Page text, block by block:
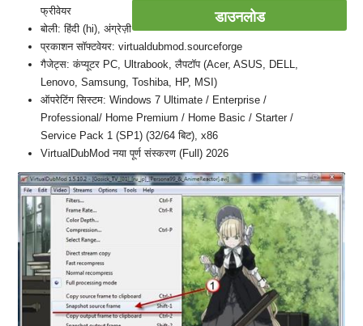
डाउनलोड
फ्रीवेयर
बोली: हिंदी (hi), अंग्रेज़ी
प्रकाशन सॉफ्टवेयर: virtualdubmod.sourceforge
गैजेट्स: कंप्यूटर PC, Ultrabook, लैपटॉप (Acer, ASUS, DELL,
Lenovo, Samsung, Toshiba, HP, MSI)
ऑपरेटिंग सिस्टम: Windows 7 Ultimate / Enterprise /
Professional/ Home Premium / Home Basic / Starter /
Service Pack 1 (SP1) (32/64 बिट), x86
VirtualDubMod नया पूर्ण संस्करण (Full) 2026